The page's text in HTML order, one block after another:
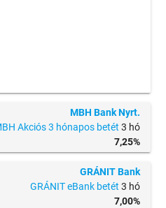
MBH Bank Nyrt.
Akciós 3 hónapos betét 3 hó
7,25%
GRÁNIT Bank
GRÁNIT eBank betét 3 hó
7,00%